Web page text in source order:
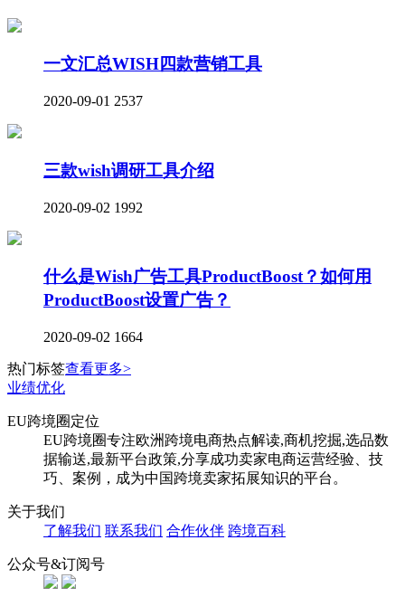
一文汇总WISH四款营销工具
2020-09-01 2537
三款wish调研工具介绍
2020-09-02 1992
什么是Wish广告工具ProductBoost？如何用
ProductBoost设置广告？
2020-09-02 1664
热门标签查看更多>
业绩优化
EU跨境圈定位
EU跨境圈专注欧洲跨境电商热点解读,商机挖掘,选品数
据输送,最新平台政策,分享成功卖家电商运营经验、技
巧、案例，成为中国跨境卖家拓展知识的平台。
关于我们
了解我们 联系我们 合作伙伴 跨境百科
公众号&订阅号